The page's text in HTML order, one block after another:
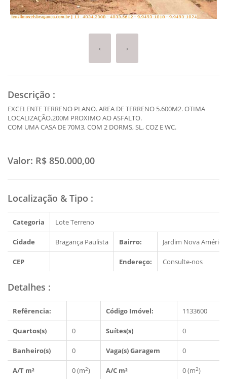
‹ ›
Descrição :
EXCELENTE TERRENO PLANO. AREA DE TERRENO 5.600M2. OTIMA
LOCALIZAÇÃO.200M PROXIMO AO ASFALTO.
COM UMA CASA DE 70M3, COM 2 DORMS, SL, COZ E WC.
Valor: R$ 850.000,00
Localização & Tipo :
Categoria Lote Terreno
Cidade Bragança Paulista Bairro: Jardim Nova América
CEP Endereço: Consulte-nos
Detalhes :
Refêrencia: Código Imóvel: 1133600
Quartos(s) 0 Suítes(s) 0
Banheiro(s) 0 Vaga(s) Garagem 0
A/T m² 0 (m2) A/C m² 0 (m2)